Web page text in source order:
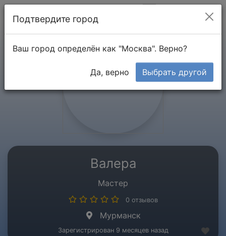
Валера
Мастер
0 отзывов
Мурманск
Зарегистрирован 9 месяцев назад
Подтвердите город
Ваш город определён как "Москва". Верно?
Да, верно Выбрать другой